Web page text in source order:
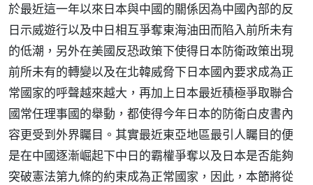
於最近這一年以來日本與中國的關係因為中國內部的反
日示威遊行以及中日相互爭奪東海油田而陷入前所未有
的低潮，另外在美國反恐政策下使得日本防衛政策出現
前所未有的轉變以及在北韓威脅下日本國內要求成為正
常國家的呼聲越來越大，再加上日本最近積極爭取聯合
國常任理事國的舉動，都使得今年日本的防衛白皮書內
容更受到外界矚目。其實最近東亞地區最引人矚目的便
是在中國逐漸崛起下中日的霸權爭奪以及日本是否能夠
突破憲法第九條的約束成為正常國家，因此，本節將從